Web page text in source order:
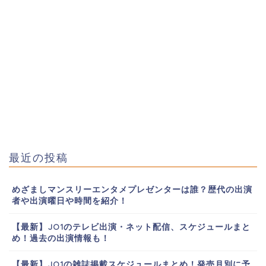
最近の投稿
めざましマンスリーエンタメプレゼンターは誰？歴代の出演
者や出演曜日や時間を紹介！
【最新】JO1のテレビ出演・ネット配信、スケジュールまと
め！過去の出演情報も！
【最新】JO1の雑誌掲載スケジュールまとめ！発売月別に予